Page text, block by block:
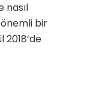
nasıl
önemli bir
2018’de